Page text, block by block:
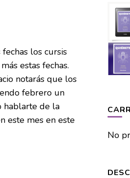
fechas los cursis
estas fechas.
notarás que los
febrero un
hablarte de la
este mes en este
No